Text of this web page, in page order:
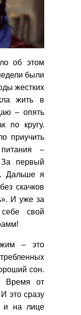
об этом
были
жестких
жить в
– опять
по кругу.
приучить
–
За первый
Дальше я
скачков
И уже за
свой
– это
сон.
Время от
это сразу
и на лице